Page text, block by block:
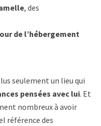
, des
de l’hébergement
seulement un lieu qui
pensées avec lui. Et
nombreux à avoir
référence des